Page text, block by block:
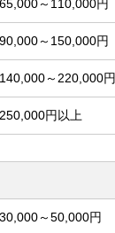
65,000～110,000円
90,000～150,000円
140,000～220,000円
250,000円以上
30,000～50,000円